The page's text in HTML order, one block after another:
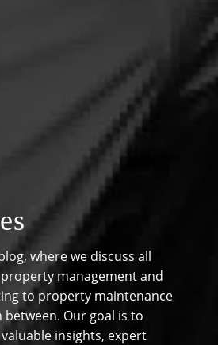
where we discuss all
management and
to property maintenance
Our goal is to
insights, expert